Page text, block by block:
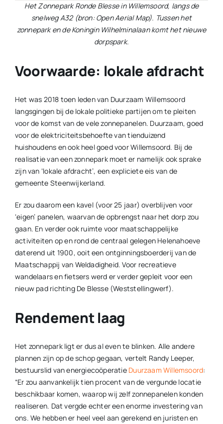
Het Zonnepark Ronde Blesse in Willemsoord, langs de
snelweg A32 (bron: Open Aerial Map). Tussen het
zonnepark en de Koningin Wilhelminalaan komt het nieuwe
dorpspark.
Voorwaarde: lokale afdracht
Het was 2018 toen leden van Duurzaam Willemsoord
langsgingen bij de lokale politieke partijen om te pleiten
voor de komst van de vele zonnepanelen. Duurzaam, goed
voor de elektriciteitsbehoefte van tienduizend
huishoudens en ook heel goed voor Willemsoord. Bij de
realisatie van een zonnepark moet er namelijk ook sprake
zijn van ‘lokale afdracht’, een expliciete eis van de
gemeente Steenwijkerland.
Er zou daarom een kavel (voor 25 jaar) overblijven voor
‘eigen’ panelen, waarvan de opbrengst naar het dorp zou
gaan. En verder ook ruimte voor maatschappelijke
activiteiten op en rond de centraal gelegen Helenahoeve
daterend uit 1900, ooit een ontginningsboerderij van de
Maatschappij van Weldadigheid. Voor recreatieve
wandelaars en fietsers werd er verder gepleit voor een
nieuw pad richting De Blesse (Weststellingwerf).
Rendement laag
Het zonnepark ligt er dus al even te blinken. Alle andere
plannen zijn op de schop gegaan, vertelt Randy Leeper,
bestuurslid van energiecoöperatie Duurzaam Willemsoord:
“Er zou aanvankelijk tien procent van de vergunde locatie
beschikbaar komen, waarop wij zelf zonnepanelen konden
realiseren. Dat vergde echter een enorme investering van
ons. We hebben er heel veel aan gerekend en juristen en